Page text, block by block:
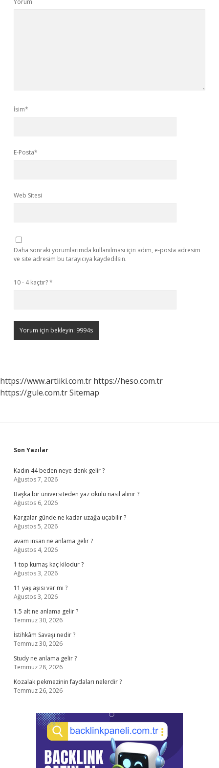
Yorum
İsim*
E-Posta*
Web Sitesi
Daha sonraki yorumlarımda kullanılması için adım, e-posta adresim
ve site adresim bu tarayıcıya kaydedilsin.
10 - 4 kaçtır?*
https://www.artiiki.com.tr https://heso.com.tr
https://gule.com.trSitemap
Sidebar
Son Yazılar
Kadın 44 beden neye denk gelir ?
Ağustos 7, 2026
Başka bir üniversiteden yaz okulu nasıl alınır ?
Ağustos 6, 2026
Kargalar günde ne kadar uzağa uçabilir ?
Ağustos 5, 2026
avam insan ne anlama gelir ?
Ağustos 4, 2026
1 top kumaş kaç kilodur ?
Ağustos 3, 2026
11 yaş aşısı var mı ?
Ağustos 3, 2026
1.5 alt ne anlama gelir ?
Temmuz 30, 2026
İstihkâm Savaşı nedir ?
Temmuz 30, 2026
Study ne anlama gelir ?
Temmuz 28, 2026
Kozalak pekmezinin faydaları nelerdir ?
Temmuz 26, 2026